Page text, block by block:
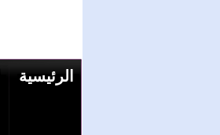
الرئيسية